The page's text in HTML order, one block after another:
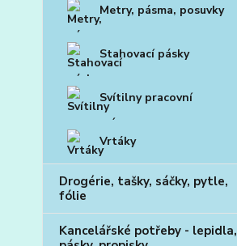
Metry, pásma, posuvky
Stahovací pásky
Svítilny pracovní
Vrtáky
Drogérie, tašky, sáčky, pytle,
fólie
Kancelářské potřeby - lepidla,